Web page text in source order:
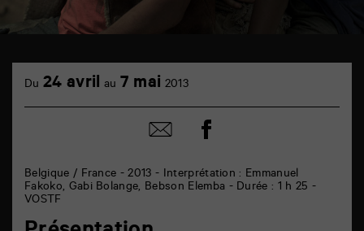
cinéma
PoitiersBelgique / France - 2013 - Interprétation : Emmanuel
Fakoko, Gabi Bolange, Bebson Elemba - Durée : 1 h 25 -
VOSTF
Du 24 avril au 7 mai 2013
Partager
par
Partager
sur